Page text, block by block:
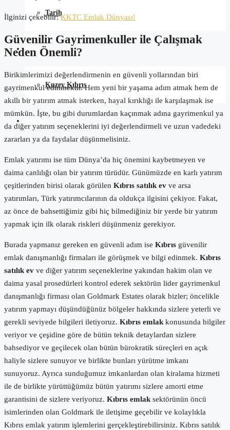
Tarih
Blog
Kuzey Kıbrıs
İlginizi çekebilir:KKTC Emlak Dünyası!
Güvenilir Gayrimenkuller ile Çalışmak
Neden Önemli?
Birikimlerimizi değerlendirmenin en güvenli yollarından biri
gayrimenkul edinmektir. Hem yeni bir yaşama adım atmak hem de
akıllı bir yatırım atmak isterken, hayal kırıklığı ile karşılaşmak ise
mümkün. İşte, bu gibi durumlardan kaçınmak adına gayrimenkul ya
da diğer yatırım seçeneklerini iyi değerlendirmeli ve uzun vadedeki
zararları ya da faydalar düşünmelisiniz.
Emlak yatırımı ise tüm Dünya’da hiç önemini kaybetmeyen ve
daima canlılığı olan bir yatırım türüdür. Günümüzde en karlı yatırım
çeşitlerinden birisi olarak görülen Kıbrıs satılık ev ve arsa
yatırımları, Türk yatırımcılarının da oldukça ilgisini çekiyor. Fakat,
az önce de bahsettiğimiz gibi hiç bilmediğiniz bir yerde bir yatırım
yapmak için ilk olarak riskleri düşünmeniz gerekiyor.
Burada yapmanız gereken en güvenli adım ise Kıbrıs güvenilir
emlak danışmanlığı firmaları ile görüşmek ve bilgi edinmek. Kıbrıs
satılık ev ve diğer yatırım seçeneklerine yakından hakim olan ve
daima yasal prosedürleri kontrol ederek sektörün lider gayrimenkul
danışmanlığı firması olan Goldmark Estates olarak bizler; öncelikle
yatırım yapmayı düşündüğünüz bölgeler hakkında sizlere yeterli ve
gerekli seviyede bilgileri iletiyoruz. Kıbrıs emlak konusunda bilgiler
veriyor ve çeşidine göre de bütün teknik detaylardan sizlere
bahsediyor ve geçilecek olan bütün bürokratik süreçleri en açık
haliyle sizlere sunuyor ve birlikte bunları yürütme imkanı
sunuyoruz. Ayrıca sunduğumuz imkanlardan olan kiralama hizmeti
ile de birlikte yürüttüğümüz bütün yatırımı sizlere amorti etme
garantisini de sizlere veriyoruz. Kıbrıs emlak sektörünün öncü
isimlerinden olan Goldmark ile iletişime geçebilir ve kolaylıkla
Kıbrıs emlak yatırım işlemlerini gerçekleştirebilirsiniz. Kıbrıs satılık